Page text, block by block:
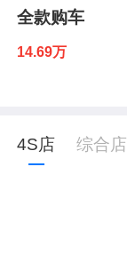
全款购车
14.69万
4S店 综合店